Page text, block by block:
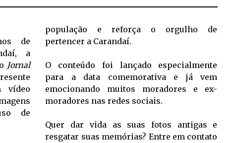
de
a
Jornal
vídeo
de
população e reforça o orgulho de
pertencer a Carandaí.
O conteúdo foi lançado especialmente
para a data comemorativa e já vem
emocionando muitos moradores e ex-
moradores nas redes sociais.
Quer dar vida as suas fotos antigas e
resgatar suas memórias? Entre em contato